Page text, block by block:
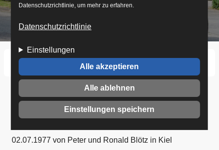
Datenschutzrichtlinie, um mehr zu erfahren.
Datenschutzrichtlinie
Einstellungen
Alle akzeptieren
Alle ablehnen
Einstellungen speichern
Startseite Über uns
Über uns
02.07.1977 von Peter und Ronald Blötz in Kiel